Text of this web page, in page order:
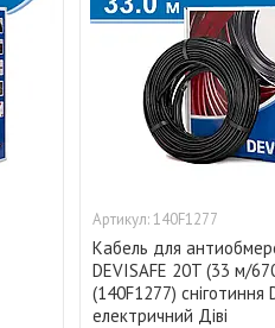
140F1277
Кабель для
DEVISAFE 20T (33 м/
(140F1277) сніготиння
електричний Діві